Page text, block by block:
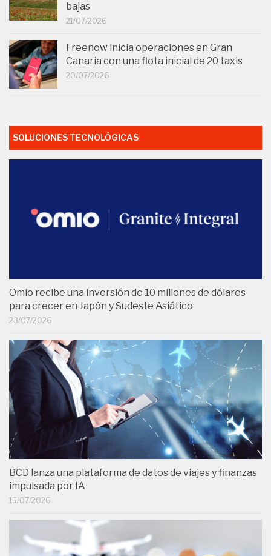
bajas
21/07/2026
Freenow inicia operaciones en Gran
Canaria con una flota inicial de 20 taxis
20/07/2026
SOLUCIONES TECNOLÓGICAS
Omio recibe una inversión de 10 millones de dólares
para crecer en Japón y Sudeste Asiático
23/07/2026
BCD lanza una plataforma de datos de viajes y finanzas
impulsada por IA
15/07/2026